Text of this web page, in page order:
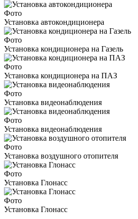
Фото
Установка автокондиционера
Фото
Установка кондиционера на Газель
Фото
Установка кондиционера на ПАЗ
Фото
Установка видеонаблюдения
Фото
Установка видеонаблюдения
Фото
Установка воздушного отопителя
Фото
Установка Глонасс
Фото
Установка Глонасс